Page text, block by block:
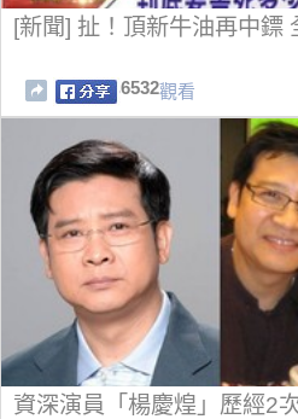
[新聞] 扯！頂新牛油再中鏢
6532觀看
資深演員「楊慶煌」歷經2